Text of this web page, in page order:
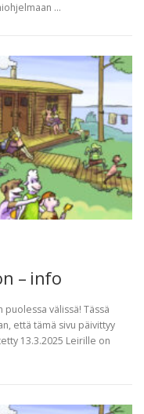
…
– info
välissä! Tässä
että tämä sivu päivittyy
13.3.2025 Leirille on